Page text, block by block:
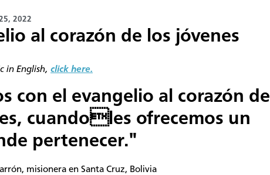
2022
al corazón de los jóvenes
in English, click here.
con el evangelio al corazón de
cuandoles ofrecemos un
pertenecer."
misionera en Santa Cruz, Bolivia